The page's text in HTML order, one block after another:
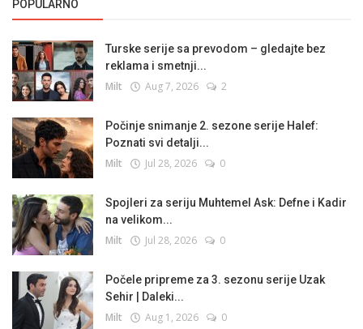
POPULARNO
Turske serije sa prevodom – gledajte bez
reklama i smetnji...
Milt Aug 7, 2026 2
Počinje snimanje 2. sezone serije Halef:
Poznati svi detalji...
Milt Jul 28, 2026 0
Spojleri za seriju Muhtemel Ask: Defne i Kadir
na velikom...
Milt Jul 28, 2026 0
Počele pripreme za 3. sezonu serije Uzak
Sehir | Daleki...
Milt Aug 1, 2026 0